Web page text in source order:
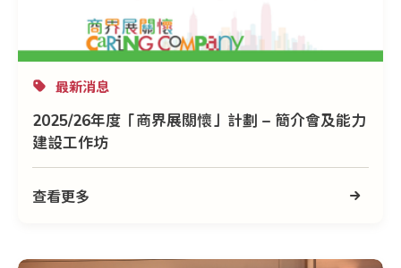
最新消息
2025/26年度「商界展關懷」計劃 – 簡介會及能力
建設工作坊
查看更多